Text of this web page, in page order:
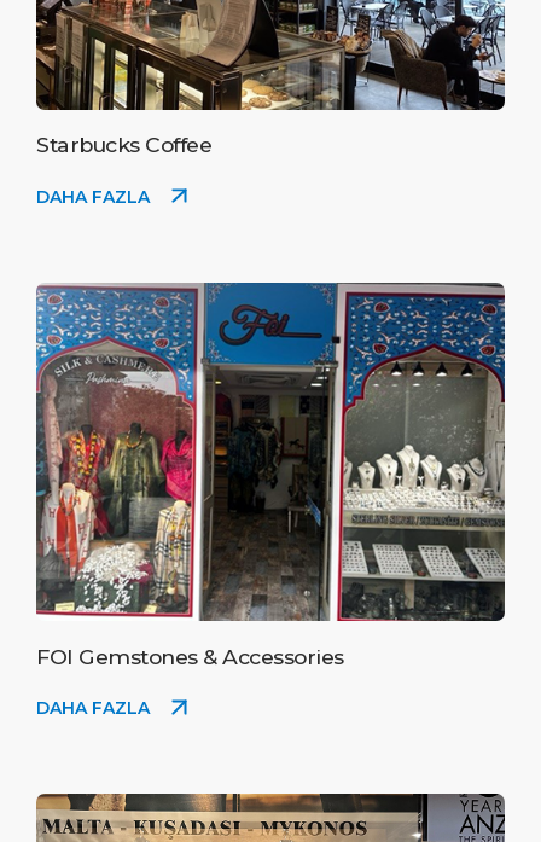
Starbucks Coffee
DAHA FAZLA
FOI Gemstones & Accessories
DAHA FAZLA